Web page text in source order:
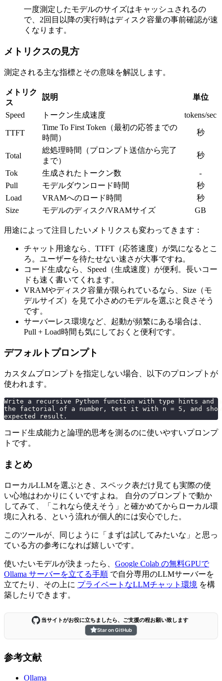
一度測定したモデルのサイズはキャッシュされるの
で、2回目以降の実行時はディスク容量の事前確認が速
くなります。
メトリクスの見方
測定される主な指標とその意味を解説します。
メトリク
ス
説明 単位
Speed トークン生成速度 tokens/sec
TTFT
Time To First Token（最初の応答までの
時間）
秒
Total
総処理時間（プロンプト送信から完了
まで）
秒
Tok 生成されたトークン数
-
Pull
モデルダウンロード時間
秒
Load
VRAMへのロード時間
秒
Size
モデルのディスク/VRAMサイズ GB
用途によって注目したいメトリクスも変わってきます：
チャット用途なら、TTFT（応答速度）が気になるとこ
ろ。ユーザーを待たせない速さが大事ですね。
コード生成なら、Speed（生成速度）が便利。長いコー
ドも速く書いてくれます。
VRAMやディスク容量が限られているなら、Size（モ
デルサイズ）を見て小さめのモデルを選ぶと良さそう
です。
サーバーレス環境など、起動が頻繁にある場合は、
Pull + Load時間も気にしておくと便利です。
デフォルトプロンプト
カスタムプロンプトを指定しない場合、以下のプロンプトが
使われます。
Write a recursive Python function with type hints and
the factorial of a number, test it with n = 5, and
expected result.
コード生成能力と論理的思考を測るのに使いやすいプロンプ
トです。
まとめ
ローカルLLMを選ぶとき、スペック表だけ見ても実際の使
い心地はわかりにくいですよね。 自分のプロンプトで動か
してみて、「これなら使えそう」と確かめてからローカル環
境に入れる、という流れが個人的には安心でした。
このツールが、同じように「まずは試してみたいな」と思っ
ている方の参考になれば嬉しいです。
使いたいモデルが決まったら、 Google Colab の無料GPUで
Ollama サーバーを立てる手順 で自分専用のLLMサーバーを
立てたり、その上に プライベートなLLMチャット環境 を構
築したりできます。
当サイトがお役に立ちましたら、ご支援の程お願い致します
Star on GitHub
参考文献
Ollama